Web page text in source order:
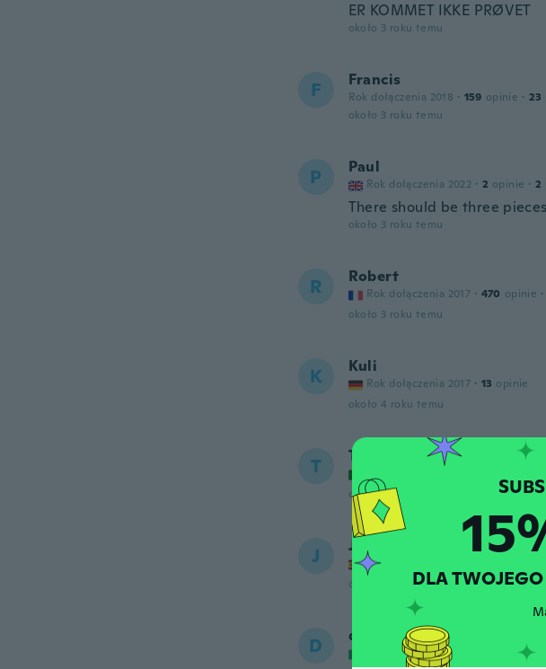
ER KOMMET IKKE PRØVET
około 3 roku temu
F Francis
Rok dołączenia 2018 · 159 opinie · 23
około 3 roku temu
P Paul
Rok dołączenia 2022 · 2 opinie · 2
There should be three
około 3 roku temu
R Robert
Rok dołączenia 2017 · 470 opinie ·
około 3 roku temu
K Kuli
Rok dołączenia 2017 · 13 opinie
około 4 roku temu
T Teofilo Manuel
około 4 roku temu
J Juan Manuel
Rok dołączenia 2020
około 4 roku temu
D domenico
Rok dołączenia 2018
opinie
DLA